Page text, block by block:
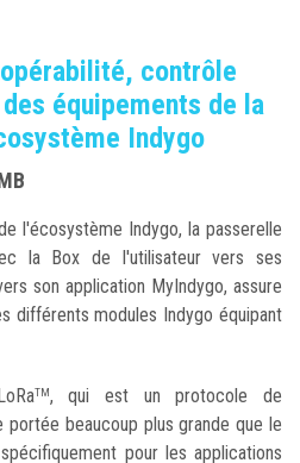
contrôle
équipements de la
Indygo
l'écosystème Indygo, la passerelle
la Box de l'utilisateur vers ses
son application MyIndygo, assure
différents modules Indygo équipant
TM, qui est un protocole de
portée beaucoup plus grande que le
pour les applications